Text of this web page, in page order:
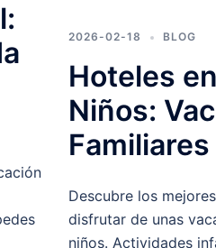
2026-02-18 BLOG
Hoteles
Niños:
Descubre los
disfrutar de unas
niños. Actividades